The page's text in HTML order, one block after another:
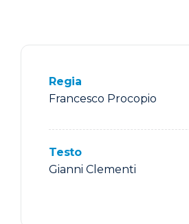
Regia
Francesco Procopio
Testo
Gianni Clementi